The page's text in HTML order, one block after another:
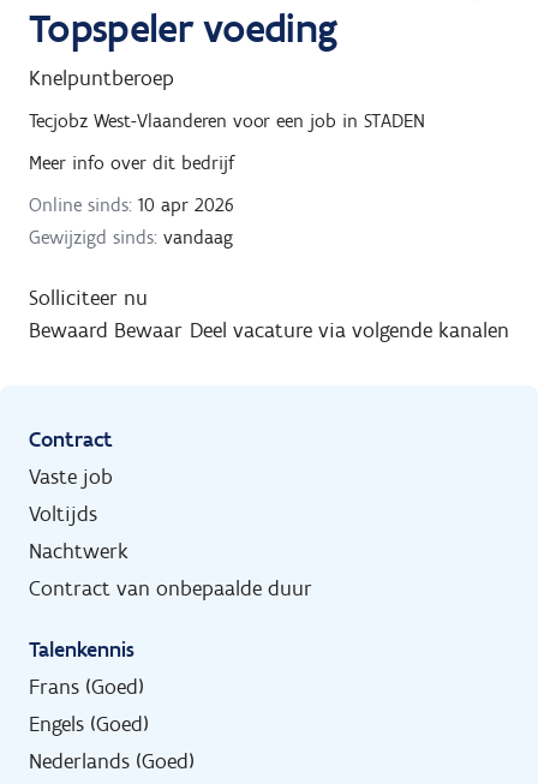
Topspeler voeding
Knelpuntberoep
Tecjobz West-Vlaanderen voor een job in STADEN
Meer info over dit bedrijf
Online sinds: 10 apr 2026
Gewijzigd sinds: vandaag
Solliciteer nu
Bewaard Bewaar Deel vacature via volgende kanalen
Contract
Vaste job
Voltijds
Nachtwerk
Contract van onbepaalde duur
Talenkennis
Frans (Goed)
Engels (Goed)
Nederlands (Goed)